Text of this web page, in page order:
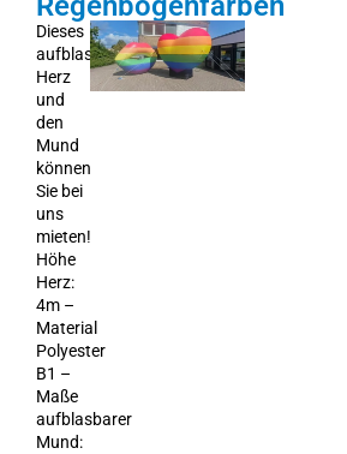
Dieses
aufblasbare
Herz
und
den
Mund
können
Sie bei
uns
mieten!
Höhe
Herz:
4m –
Material
Polyester
B1 –
Maße
aufblasbarer
Mund: